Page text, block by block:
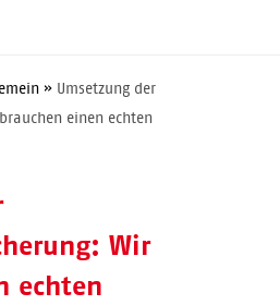
» Umsetzung der
einen echten
Wir
echten